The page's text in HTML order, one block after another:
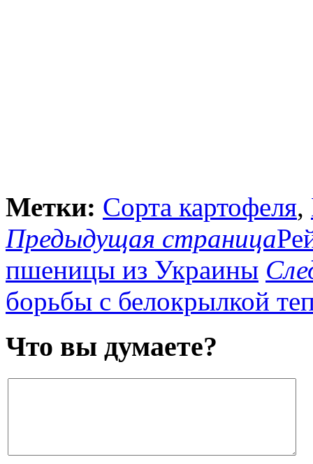
Метки: Cорта картофеля,
Предыдущая страница
пшеницы из Украины
борьбы с белокрылкой
Что вы думаете?